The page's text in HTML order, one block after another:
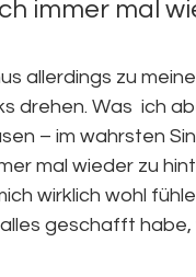
immer mal
allerdings zu
drehen. Was  ich
– im wahrsten
mal wieder zu
wirklich wohl
geschafft